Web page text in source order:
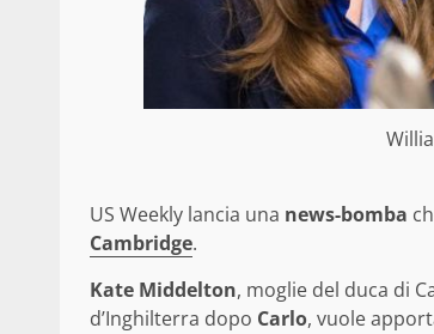
US Weekly lancia una news-bomba
Cambridge.
Kate Middelton, moglie del duca di
d’Inghilterra dopo Carlo, vuole